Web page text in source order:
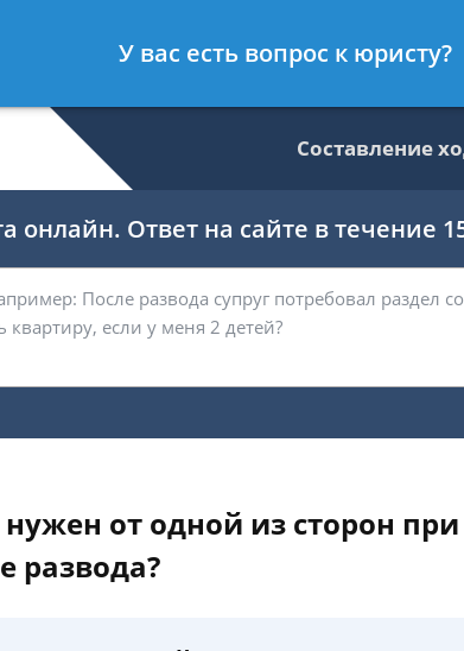
- Юрист по гражданскому праву
Составление
онлайн. Ответ на сайте в течение
от одной из сторон
развода?
У вас есть вопрос к юристу?